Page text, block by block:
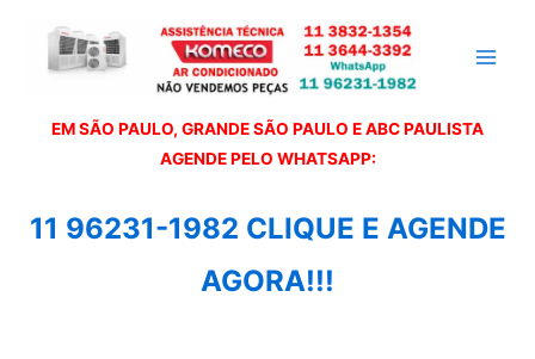
EM SÃO PAULO, GRANDE SÃO PAULO E ABC PAULISTA
AGENDE PELO WHATSAPP:
11 96231-1982 CLIQUE E AGENDE
AGORA!!!